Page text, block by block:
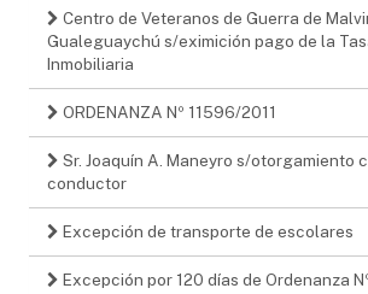
Centro de Veteranos de Guerra de
Gualeguaychú s/eximición pago de la
Inmobiliaria
ORDENANZA Nº 11596/2011
Sr. Joaquín A. Maneyro s/otorgamiento
conductor
Excepción de transporte de escolares
Excepción por 120 días de Ordenanza